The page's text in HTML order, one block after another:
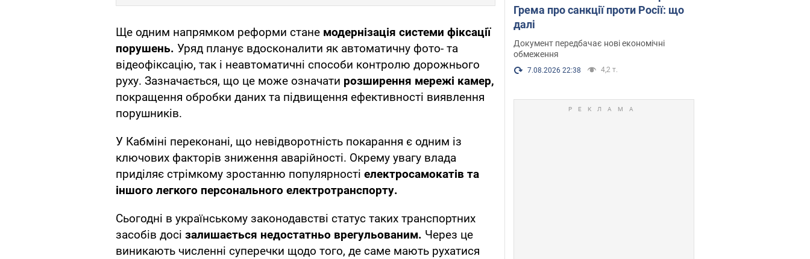
Ще одним напрямком реформи стане модернізація системи фіксації
порушень. Уряд планує вдосконалити як автоматичну фото- та
відеофіксацію, так і неавтоматичні способи контролю дорожнього
руху. Зазначається, що це може означати розширення мережі камер,
покращення обробки даних та підвищення ефективності виявлення
порушників.
У Кабміні переконані, що невідворотність покарання є одним із
ключових факторів зниження аварійності. Окрему увагу влада
приділяє стрімкому зростанню популярності електросамокатів та
іншого легкого персонального електротранспорту.
Сьогодні в українському законодавстві статус таких транспортних
засобів досі залишається недостатньо врегульованим. Через це
виникають численні суперечки щодо того, де саме мають рухатися
Грема про санкції проти Росії: що
далі
Документ передбачає нові економічні
обмеження
7.08.2026 22:38 4,2 т.